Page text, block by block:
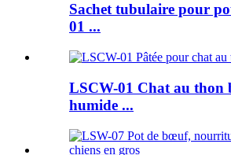
Sachet tubulaire pour
01 ...
LSCW-01 Chat au thon
humide ...